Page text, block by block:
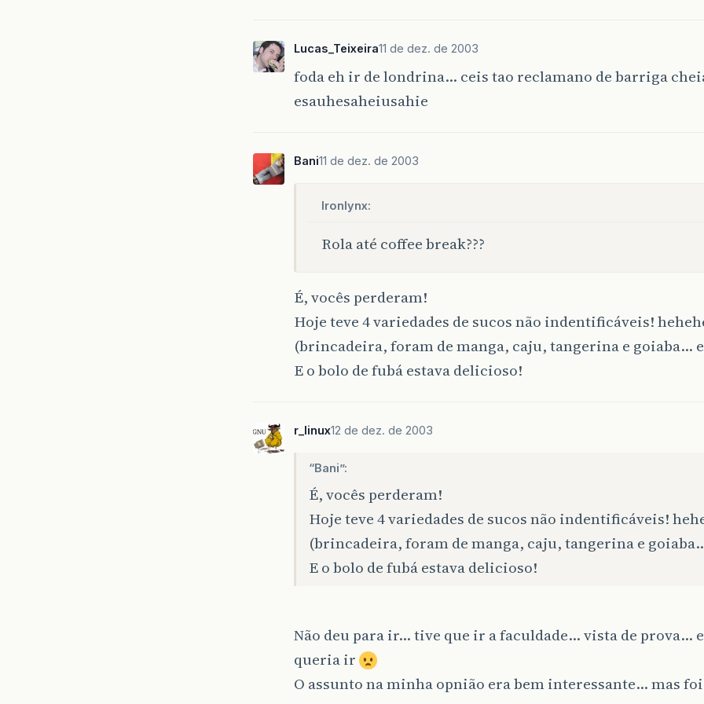
Lucas_Teixeira11 de dez. de 2003
foda eh ir de londrina… ceis tao reclamano de barriga
esauhesaheiusahie
Bani11 de dez. de 2003
Ironlynx:
Rola até coffee break???
É, vocês perderam!
Hoje teve 4 variedades de sucos não indentificáveis!
(brincadeira, foram de manga, caju, tangerina e goiaba…
E o bolo de fubá estava delicioso!
r_linux12 de dez. de 2003
“Bani”:
É, vocês perderam!
Hoje teve 4 variedades de sucos não indentificáveis!
(brincadeira, foram de manga, caju, tangerina e
E o bolo de fubá estava delicioso!
Não deu para ir… tive que ir a faculdade… vista de prova…
queria ir
O assunto na minha opnião era bem interessante… mas